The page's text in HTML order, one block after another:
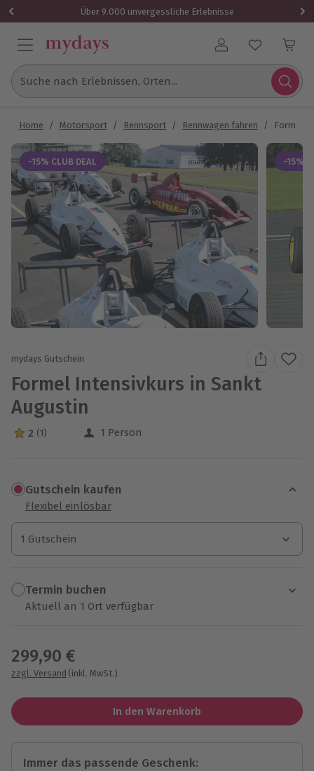
Über 9.000 unvergessliche Erlebnisse
Benutzerkonto
Suche nach Erlebnissen, Orten...
Home / Motorsport / Rennsport / Rennwagen fahren / Formel
-15% CLUB DEAL -15%
mydays Gutschein
Formel Intensivkurs in Sankt
Augustin
2 Sterne von 5 aus 1 Bewertungen
2 (1) 1 Person
Gutschein kaufen
Flexibel einlösbar
1 Gutschein
1 Gutschein
1 Gutschein
Termin buchen
Aktuell an 1 Ort verfügbar
299,90 €
zzgl. Versand (inkl. MwSt.)
In den Warenkorb
Immer das passende Geschenk: